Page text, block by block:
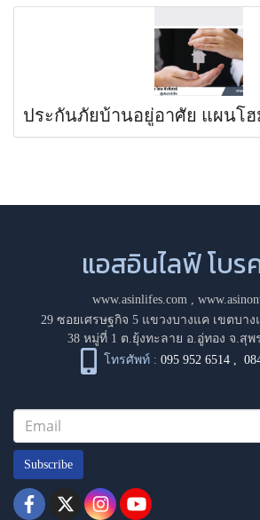
ประกันภัยบ้านอยู่อาศัย แผนโฮ
แอสอินไลฟ์ โบร
www.asinlifes.com
29 ซอยเศรษฐกิจ 5 แขวงบางแค เขตบาง
38 หมู่ที่ 1 ต.ยุ้งทะลาย อ.อู่ทอง จ.สุพ
โทรศัพท์ : 095 952 6514 ,
Subscribe